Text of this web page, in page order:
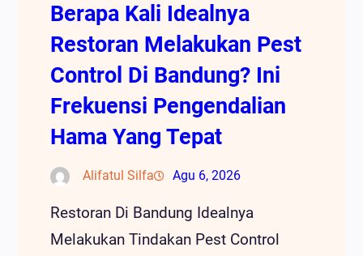
Berapa Kali Idealnya
Restoran Melakukan Pest
Control Di Bandung? Ini
Frekuensi Pengendalian
Hama Yang Tepat
Alifatul Silfa Agu 6, 2026
Restoran Di Bandung Idealnya
Melakukan Tindakan Pest Control